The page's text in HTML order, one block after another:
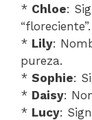
* Chloe:
“floreciente”.
* Lily:
pureza.
* Sophie:
* Daisy:
* Lucy: